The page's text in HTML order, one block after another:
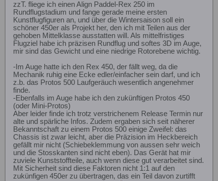
zzT. fliege ich einen Align Paddel-Rex 250 im
Rundflugstadium und fange gerade meine ersten
Kunstflugfiguren an, und über die Wintersaison soll ein
schöner 450er als Projekt her, den ich mit Teilen aus der
gehoben Mittelklasse ausstatten will. Als mittelfristiges
Flugziel habe ich präzisen Rundflug und softes 3D im Auge,
mir sind das Gewicht und eine niedrige Rotorebene wichtig.
-Im Auge hatte ich den Rex 450, der fällt weg, da die
Mechanik ruhig eine Ecke edler/einfacher sein darf, und ich
z.b. das Protos 500 Laufgeräuch wesentlich angenehmer
finde.
-Ebenfalls im Auge habe ich den zukünftigen Protos 450
(oder Mini-Protos)
Aber leider finde ich trotz verstrichenem Release Termin nur
alte und spärliche Infos. Zudem ergaben sich seit näherer
Bekanntschaft zu einem Protos 500 einige Zweifel: das
Chassis ist zwar leicht, aber die Präzision im Heckbereich
gefällt mir nicht (Schiebeklemmung von aussen sehr weich
und die Stosskanten sind nicht eben). Das Gerät hat mir
zuviele Kunststoffteile, auch wenn diese gut verarbeitet sind.
Mit Sicherheit sind diese Faktoren nicht 1:1 auf den
zukünfigen 450er zu übertragen, das ein Teil davon zurtifft